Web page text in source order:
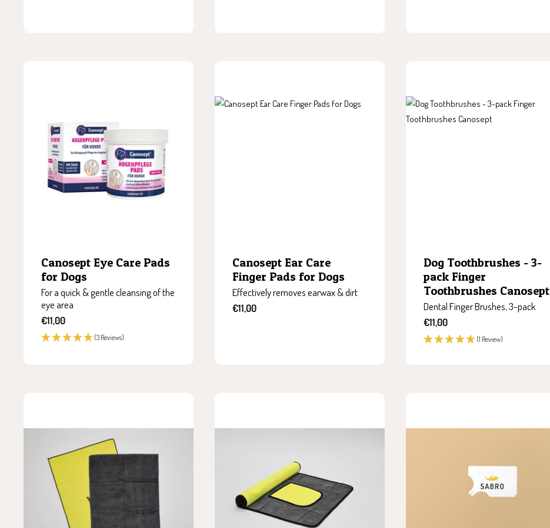
Canosept Eye Care Pads
for Dogs
For a quick & gentle cleansing of the
eye area
Sale
price
€11,00
(3 Reviews)
Canosept Ear Care
Finger Pads for Dogs
Effectively removes earwax & dirt
Sale
€11,00
Dog Toothbrushes - 3-
pack Finger
Toothbrushes Canosept
Dental Finger Brushes, 3-pack
Sale
price
€11,00
(1 Review)